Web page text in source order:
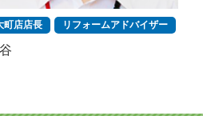
町店店長 リフォームアドバイザー